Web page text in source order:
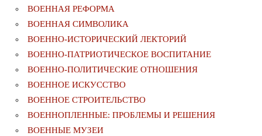
ВОЕННАЯ РЕФОРМА
ВОЕННАЯ СИМВОЛИКА
ВОЕННО-ИСТОРИЧЕСКИЙ ЛЕКТОРИЙ
ВОЕННО-ПАТРИОТИЧЕСКОЕ ВОСПИТАНИЕ
ВОЕННО-ПОЛИТИЧЕСКИE ОТНОШЕНИЯ
ВОЕННОЕ ИСКУССТВО
ВОЕННОЕ СТРОИТЕЛЬСТВО
ВОЕННОПЛЕННЫЕ: ПРОБЛЕМЫ И РЕШЕНИЯ
ВОЕННЫЕ МУЗЕИ